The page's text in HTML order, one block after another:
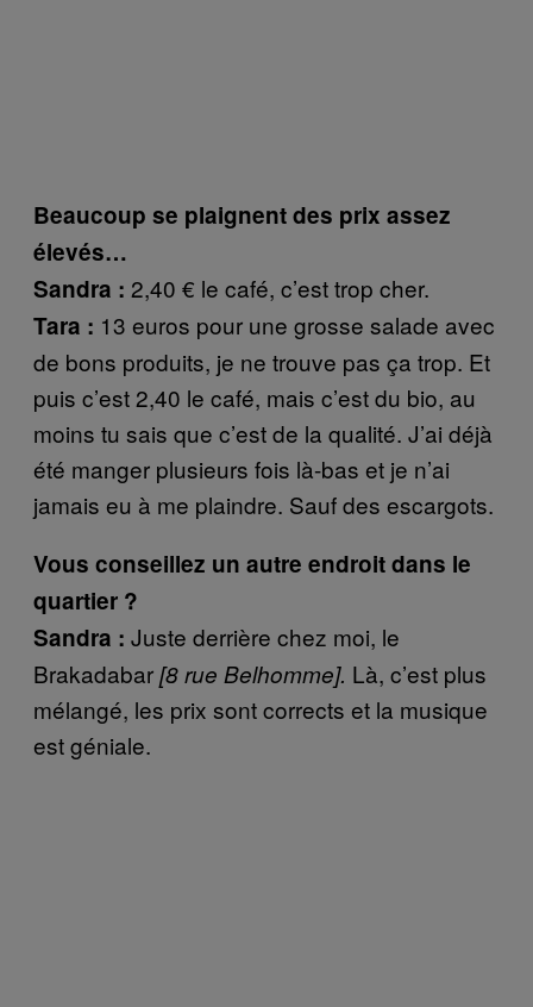
Beaucoup se plaignent des prix assez
élevés…
Sandra : 2,40 € le café, c’est trop cher.
Tara : 13 euros pour une grosse salade avec
de bons produits, je ne trouve pas ça trop. Et
puis c’est 2,40 le café, mais c’est du bio, au
moins tu sais que c’est de la qualité. J’ai déjà
été manger plusieurs fois là-bas et je n’ai
jamais eu à me plaindre. Sauf des escargots.
Vous conseillez un autre endroit dans le
quartier ?
Sandra : Juste derrière chez moi, le
Brakadabar[8 rue Belhomme]. Là, c’est plus
mélangé, les prix sont corrects et la musique
est géniale.